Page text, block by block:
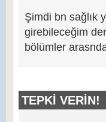
Şimdi bn sağlık
girebileceğim
bölümler
TEPKI VERIN!